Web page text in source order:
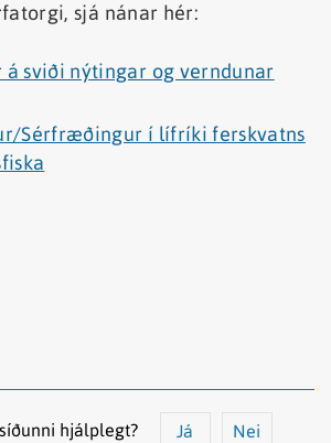
sjá nánar hér:
sviði nýtingar og verndunar
Sérfræðingur í lífríki ferskvatns
hjálplegt? Já Nei